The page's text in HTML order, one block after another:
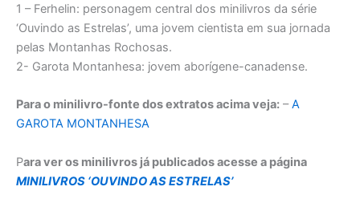
1 – Ferhelin: personagem central dos minilivros da série
‘Ouvindo as Estrelas’, uma jovem cientista em sua jornada
pelas Montanhas Rochosas.
2- Garota Montanhesa: jovem aborígene-canadense.
Para o minilivro-fonte dos extratos acima veja: –A
GAROTA MONTANHESA
Para ver os minilivros já publicados acesse a página
MINILIVROS ‘OUVINDO AS ESTRELAS’